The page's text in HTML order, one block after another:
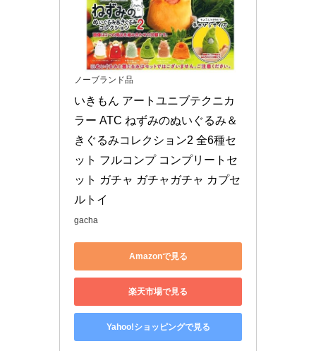
ノーブランド品
いきもん アートユニブテクニカ
ラー ATC ねずみのぬいぐるみ＆
きぐるみコレクション2 全6種セ
ット フルコンプ コンプリートセ
ット ガチャ ガチャガチャ カプセ
ルトイ
gacha
Amazonで見る
楽天市場で見る
Yahoo!ショッピングで見る